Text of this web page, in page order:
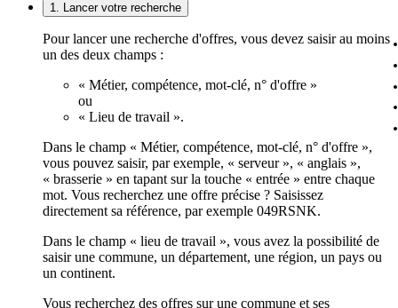
1. Lancer votre recherche
Pour lancer une recherche d'offres, vous devez saisir au moins
un des deux champs :
« Métier, compétence, mot-clé, n° d'offre »
ou
« Lieu de travail ».
Dans le champ « Métier, compétence, mot-clé, n° d'offre »,
vous pouvez saisir, par exemple, « serveur », « anglais »,
« brasserie » en tapant sur la touche « entrée » entre chaque
mot. Vous recherchez une offre précise ? Saisissez
directement sa référence, par exemple 049RSNK.
Dans le champ « lieu de travail », vous avez la possibilité de
saisir une commune, un département, une région, un pays ou
un continent.
Vous recherchez des offres sur une commune et ses